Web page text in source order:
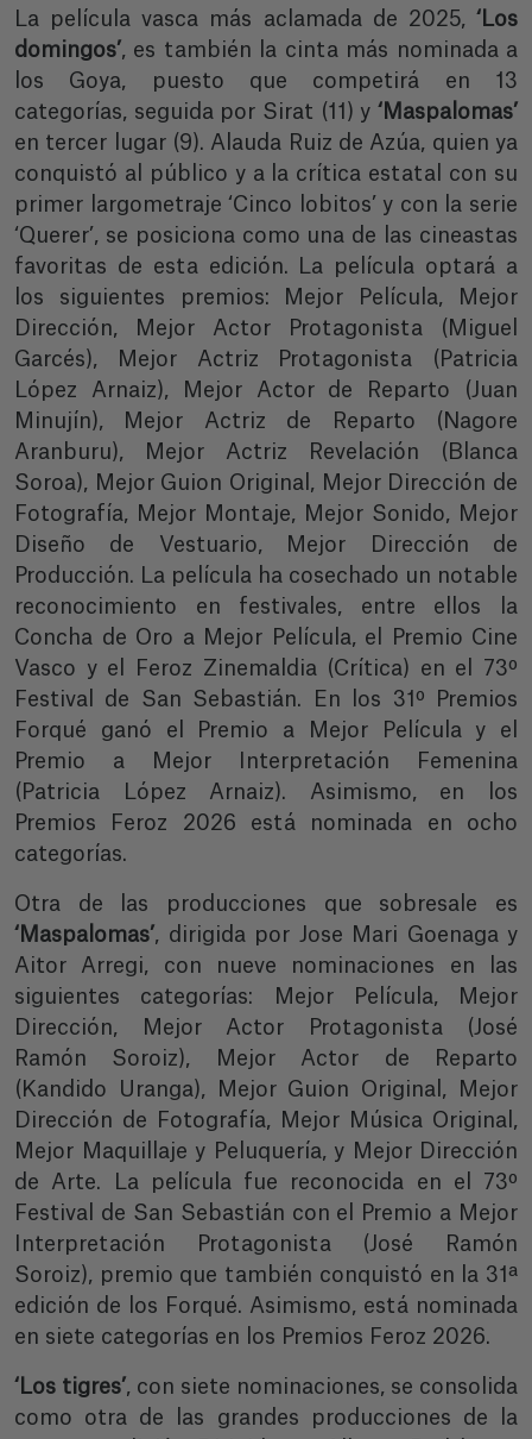
La película vasca más aclamada de 2025, ‘Los
domingos’, es también la cinta más nominada a
los Goya, puesto que competirá en 13
categorías, seguida por Sirat (11) y ‘Maspalomas’
en tercer lugar (9). Alauda Ruiz de Azúa, quien ya
conquistó al público y a la crítica estatal con su
primer largometraje ‘Cinco lobitos’ y con la serie
‘Querer’, se posiciona como una de las cineastas
favoritas de esta edición. La película optará a
los siguientes premios: Mejor Película, Mejor
Dirección, Mejor Actor Protagonista (Miguel
Garcés), Mejor Actriz Protagonista (Patricia
López Arnaiz), Mejor Actor de Reparto (Juan
Minujín), Mejor Actriz de Reparto (Nagore
Aranburu), Mejor Actriz Revelación (Blanca
Soroa), Mejor Guion Original, Mejor Dirección de
Fotografía, Mejor Montaje, Mejor Sonido, Mejor
Diseño de Vestuario, Mejor Dirección de
Producción. La película ha cosechado un notable
reconocimiento en festivales, entre ellos la
Concha de Oro a Mejor Película, el Premio Cine
Vasco y el Feroz Zinemaldia (Crítica) en el 73º
Festival de San Sebastián. En los 31º Premios
Forqué ganó el Premio a Mejor Película y el
Premio a Mejor Interpretación Femenina
(Patricia López Arnaiz). Asimismo, en los
Premios Feroz 2026 está nominada en ocho
categorías.
Otra de las producciones que sobresale es
‘Maspalomas’, dirigida por Jose Mari Goenaga y
Aitor Arregi, con nueve nominaciones en las
siguientes categorías: Mejor Película, Mejor
Dirección, Mejor Actor Protagonista (José
Ramón Soroiz), Mejor Actor de Reparto
(Kandido Uranga), Mejor Guion Original, Mejor
Dirección de Fotografía, Mejor Música Original,
Mejor Maquillaje y Peluquería, y Mejor Dirección
de Arte. La película fue reconocida en el 73º
Festival de San Sebastián con el Premio a Mejor
Interpretación Protagonista (José Ramón
Soroiz), premio que también conquistó en la 31ª
edición de los Forqué. Asimismo, está nominada
en siete categorías en los Premios Feroz 2026.
‘Los tigres’, con siete nominaciones, se consolida
como otra de las grandes producciones de la